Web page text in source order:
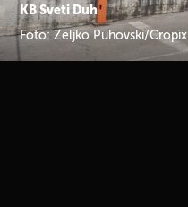
KB Sveti Duh
Foto: Zeljko Puhovski/Cropix